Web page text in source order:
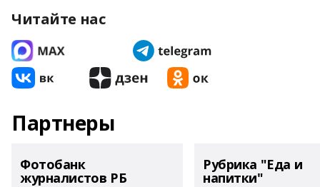
Читайте нас
Партнеры
Фотобанк
журналистов РБ
Рубрика "Еда и
напитки"